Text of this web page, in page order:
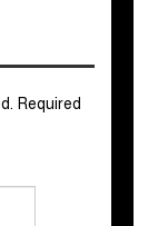
Required